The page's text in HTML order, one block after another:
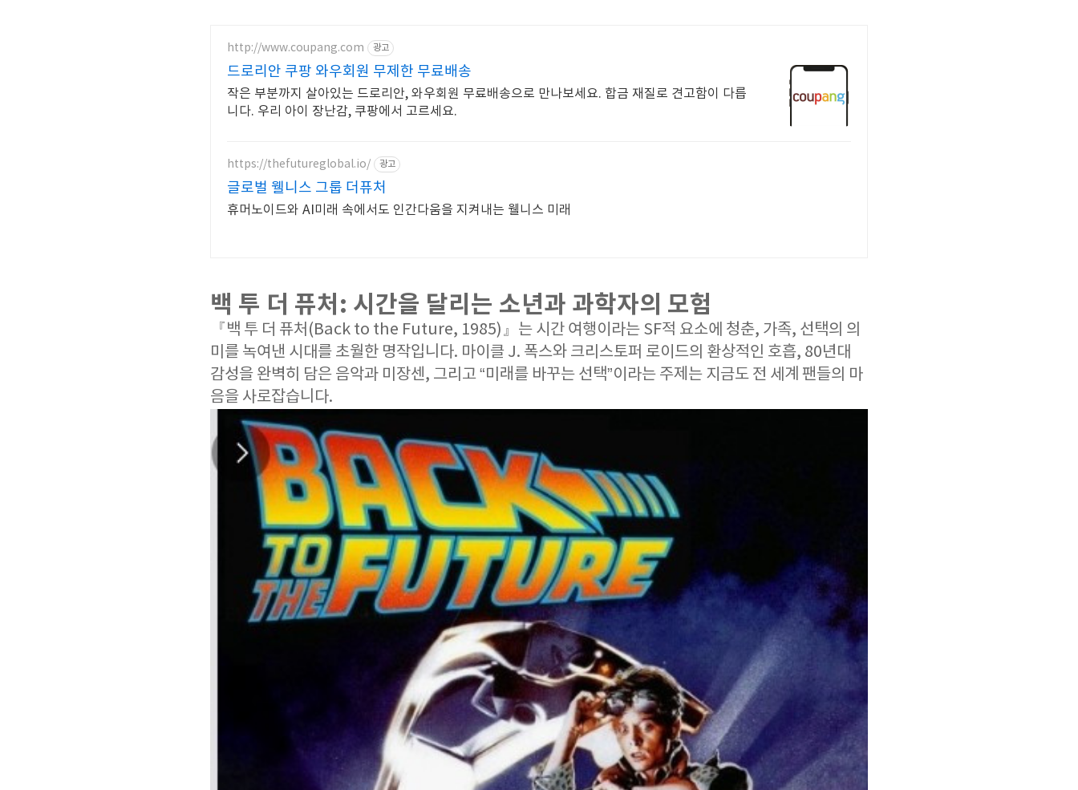
http://www.coupang.com 광고
드로리안 쿠팡 와우회원 무제한 무료배송
작은 부분까지 살아있는 드로리안, 와우회원 무료배송으로 만나보세요. 합금 재질로 견고함이 다릅
니다. 우리 아이 장난감, 쿠팡에서 고르세요.
https://thefutureglobal.io/ 광고
글로벌 웰니스 그룹 더퓨처
휴머노이드와 AI미래 속에서도 인간다움을 지켜내는 웰니스 미래
백 투 더 퓨처: 시간을 달리는 소년과 과학자의 모험
『백 투 더 퓨처(Back to the Future, 1985)』는 시간 여행이라는 SF적 요소에 청춘, 가족, 선택의 의
미를 녹여낸 시대를 초월한 명작입니다. 마이클 J. 폭스와 크리스토퍼 로이드의 환상적인 호흡, 80년대
감성을 완벽히 담은 음악과 미장센, 그리고 “미래를 바꾸는 선택”이라는 주제는 지금도 전 세계 팬들의 마
음을 사로잡습니다.